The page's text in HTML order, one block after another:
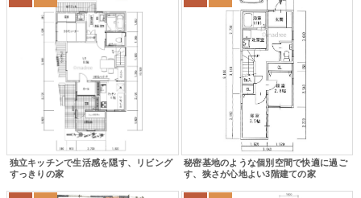
独立キッチンで生活感を隠す、リビング
すっきりの家
秘密基地のような個別空間で快適に過ご
す、狭さが心地よい3階建ての家